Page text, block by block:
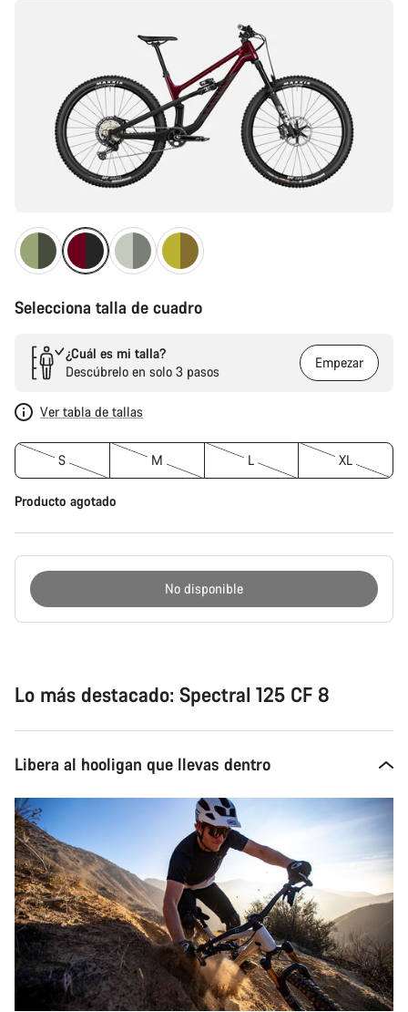
Selecciona talla de cuadro
¿Cuál es mi talla?
Descúbrelo en solo 3 pasos
Empezar
Ver tabla de tallas
S M L XL
Producto agotado
No disponible
Lo más destacado: Spectral 125 CF 8
Libera al hooligan que llevas dentro